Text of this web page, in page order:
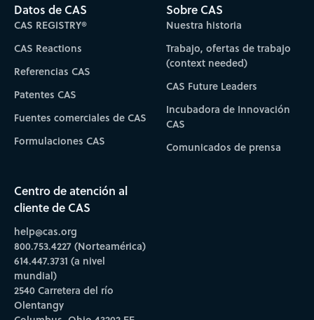
Datos de CAS
CAS REGISTRY®
CAS Reactions
Referencias CAS
Patentes CAS
Fuentes comerciales de CAS
Formulaciones CAS
Sobre CAS
Nuestra historia
Trabajo, ofertas de trabajo
(context needed)
CAS Future Leaders
Incubadora de Innovación
CAS
Comunicados de prensa
Centro de atención al
cliente de CAS
help@cas.org
800.753.4227 (Norteamérica)
614.447.3731 (a nivel
mundial)
2540 Carretera del río
Olentangy